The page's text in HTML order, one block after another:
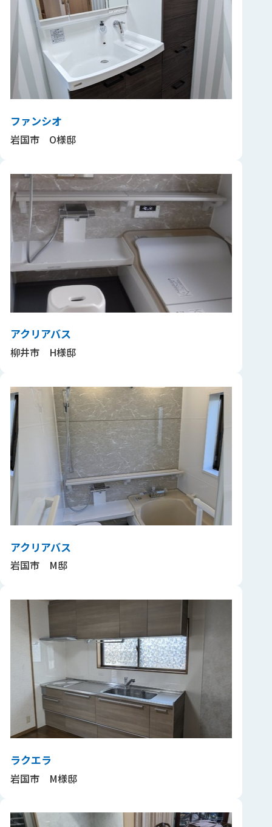
ファンシオ
岩国市 O様邸
アクリアバス
柳井市 H様邸
アクリアバス
岩国市 M邸
ラクエラ
岩国市 M様邸